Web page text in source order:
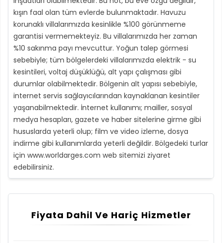
kışın faal olan tüm evlerde bulunmaktadır. Havuzu
korunaklı villalarımızda kesinlikle %100 görünmeme
garantisi vermemekteyiz. Bu villalarımızda her zaman
%10 sakınma payı mevcuttur. Yoğun talep görmesi
sebebiyle; tüm bölgelerdeki villalarımızda elektrik - su
kesintileri, voltaj düşüklüğü, alt yapı çalışması gibi
durumlar olabilmektedir. Bölgenin alt yapısı sebebiyle,
internet servis sağlayıcılarından kaynaklanan kesintiler
yaşanabilmektedir. İnternet kullanımı; mailler, sosyal
medya hesapları, gazete ve haber sitelerine girme gibi
hususlarda yeterli olup; film ve video izleme, dosya
indirme gibi kullanımlarda yeterli değildir. Bölgedeki turlar
için www.worldarges.com web sitemizi ziyaret
edebilirsiniz.
Fiyata Dahil Ve Hariç Hizmetler